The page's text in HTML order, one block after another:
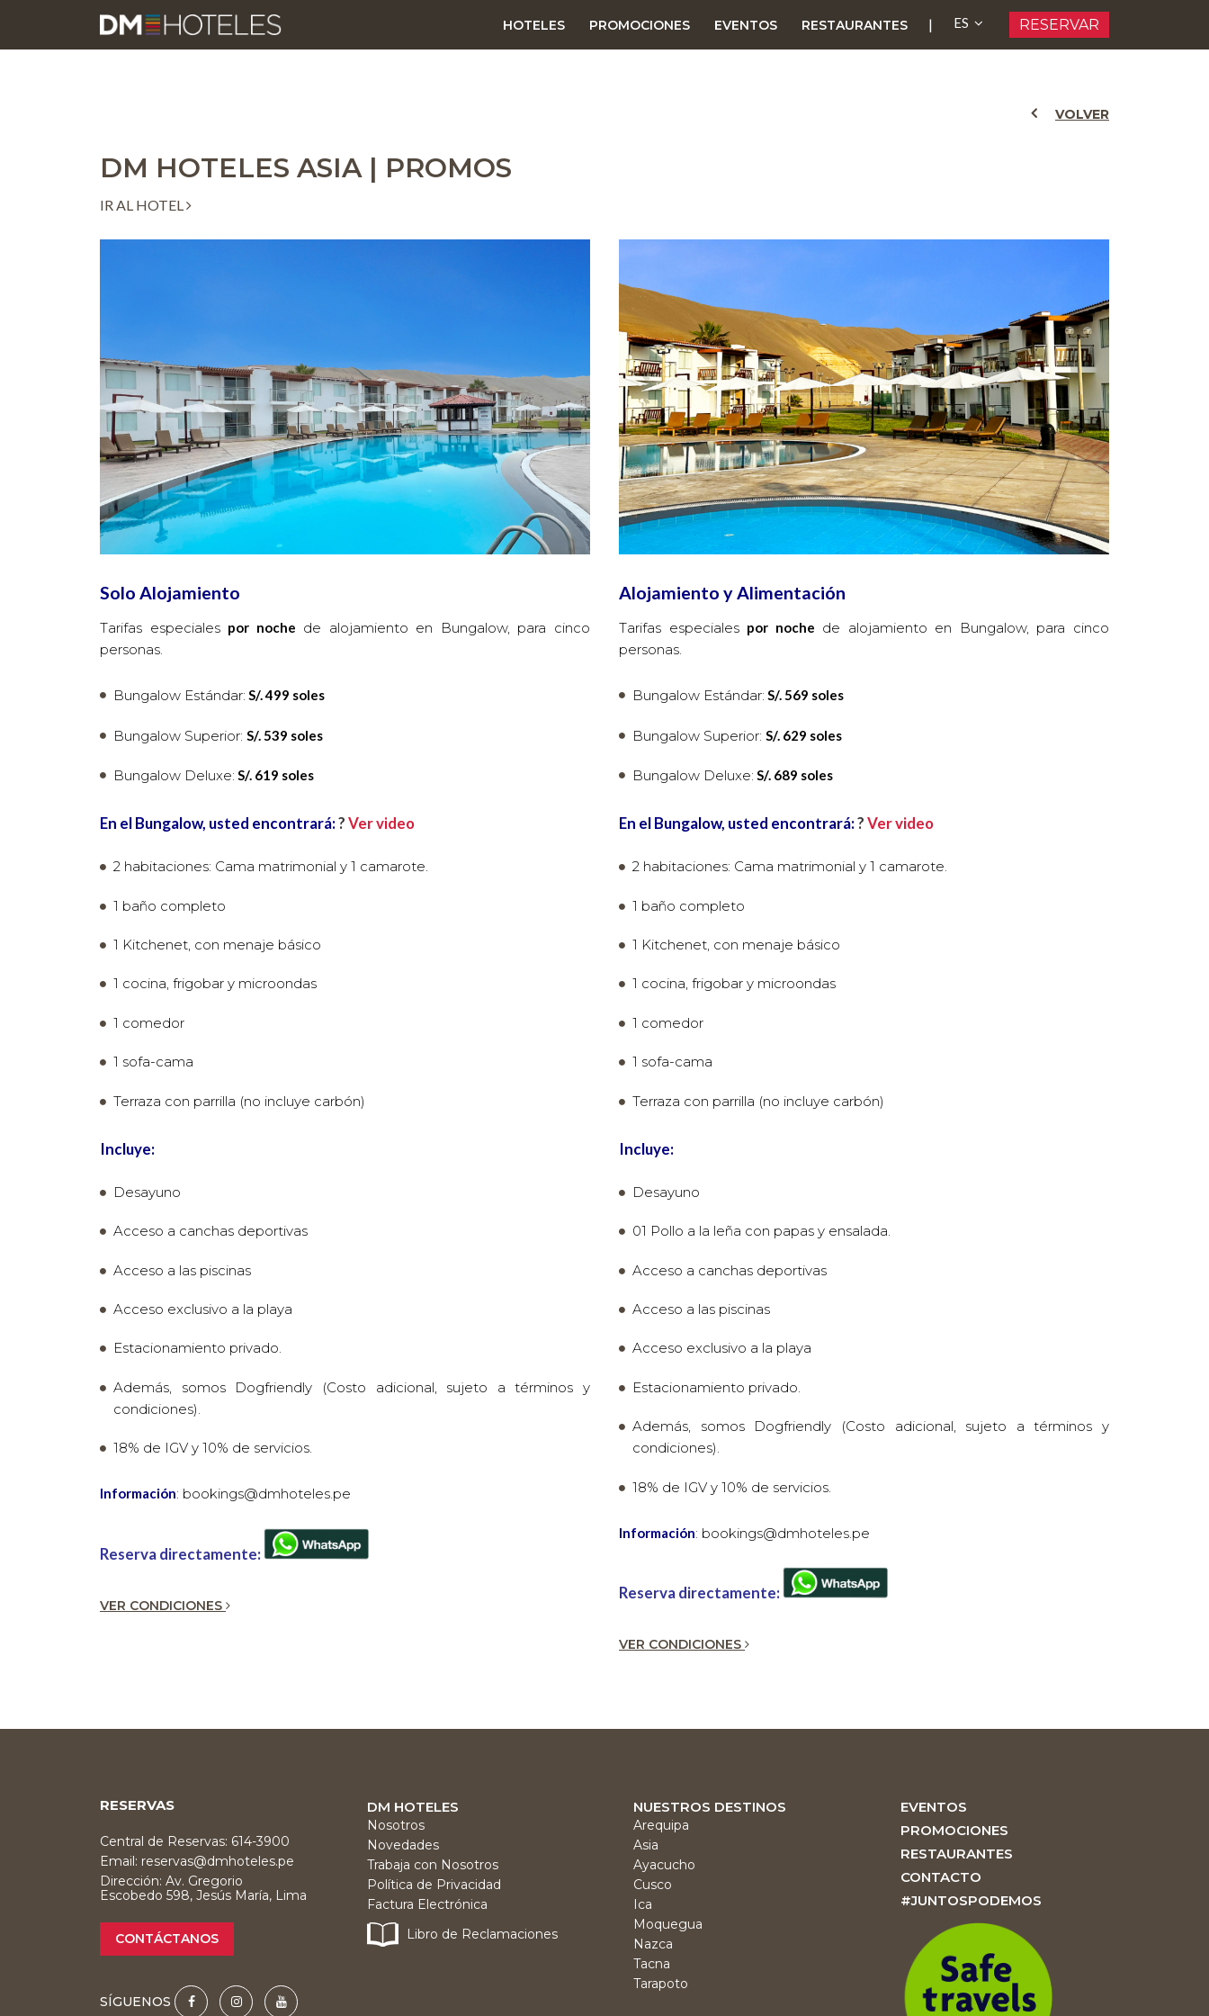
HOTELES PROMOCIONES EVENTOS RESTAURANTES | ES RESERVAR
VOLVER
DM HOTELES ASIA | PROMOS
IR AL HOTEL
Solo Alojamiento
Tarifas especiales por noche de alojamiento en Bungalow, para cinco
personas.
Bungalow Estándar: S/. 499 soles
Bungalow Superior: S/. 539 soles
Bungalow Deluxe: S/. 619 soles
En el Bungalow, usted encontrará:?Ver video
2 habitaciones: Cama matrimonial y 1 camarote.
1 baño completo
1 Kitchenet, con menaje básico
1 cocina, frigobar y microondas
1 comedor
1 sofa-cama
Terraza con parrilla (no incluye carbón)
Incluye:
Desayuno
Acceso a canchas deportivas
Acceso a las piscinas
Acceso exclusivo a la playa
Estacionamiento privado.
Además, somos Dogfriendly (Costo adicional, sujeto a términos y
condiciones).
18% de IGV y 10% de servicios.
Información: bookings@dmhoteles.pe
Reserva directamente:
VER CONDICIONES
Alojamiento y Alimentación
Tarifas especiales por noche de alojamiento en Bungalow, para cinco
personas.
Bungalow Estándar: S/. 569 soles
Bungalow Superior: S/. 629 soles
Bungalow Deluxe: S/. 689 soles
En el Bungalow, usted encontrará:?Ver video
2 habitaciones: Cama matrimonial y 1 camarote.
1 baño completo
1 Kitchenet, con menaje básico
1 cocina, frigobar y microondas
1 comedor
1 sofa-cama
Terraza con parrilla (no incluye carbón)
Incluye:
Desayuno
01 Pollo a la leña con papas y ensalada.
Acceso a canchas deportivas
Acceso a las piscinas
Acceso exclusivo a la playa
Estacionamiento privado.
Además, somos Dogfriendly (Costo adicional, sujeto a términos y
condiciones).
18% de IGV y 10% de servicios.
Información: bookings@dmhoteles.pe
Reserva directamente:
VER CONDICIONES
RESERVAS
Central de Reservas: 614-3900
Email: reservas@dmhoteles.pe
Dirección: Av. Gregorio
Escobedo 598, Jesús María, Lima
CONTÁCTANOS
SÍGUENOS
DM HOTELES
Nosotros
Novedades
Trabaja con Nosotros
Política de Privacidad
Factura Electrónica
Libro de Reclamaciones
NUESTROS DESTINOS
Arequipa
Asia
Ayacucho
Cusco
Ica
Moquegua
Nazca
Tacna
Tarapoto
EVENTOS
PROMOCIONES
RESTAURANTES
CONTACTO
#JUNTOSPODEMOS